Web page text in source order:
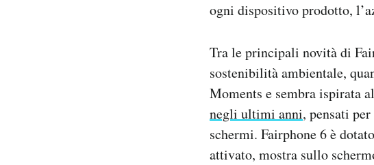
ogni dispositivo prodotto,
Tra le principali novità di
sostenibilità ambientale,
Moments e sembra ispirata
negli ultimi anni, pensati
schermi. Fairphone 6 è
attivato, mostra sullo